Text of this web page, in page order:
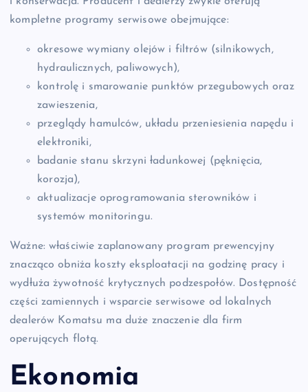
kompletne programy serwisowe obejmujące:
okresowe wymiany olejów i filtrów (silnikowych,
hydraulicznych, paliwowych),
kontrolę i smarowanie punktów przegubowych oraz
zawieszenia,
przeglądy hamulców, układu przeniesienia napędu i
elektroniki,
badanie stanu skrzyni ładunkowej (pęknięcia,
korozja),
aktualizacje oprogramowania sterowników i
systemów monitoringu.
Ważne: właściwie zaplanowany program prewencyjny
znacząco obniża koszty eksploatacji na godzinę pracy i
wydłuża żywotność krytycznych podzespołów. Dostępność
części zamiennych i wsparcie serwisowe od lokalnych
dealerów Komatsu ma duże znaczenie dla firm
operujących flotą.
Ekonomia